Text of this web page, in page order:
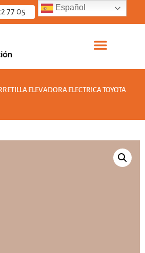
77 05
ELEVADORA ELECTRICA TOYOTA
Español